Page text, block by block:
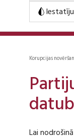
Korupcijas
Lai